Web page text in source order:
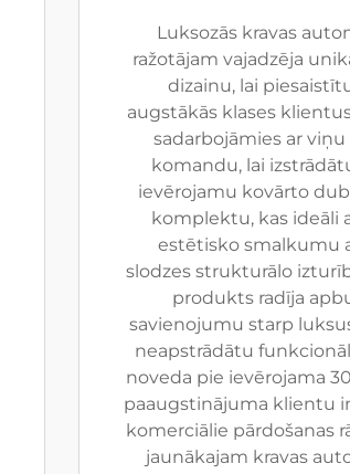
Luksozās kravas
ražotājam vajadzēja
dizainu, lai
augstākās klases
sadarbojāmies ar viņu
komandu, lai
ievērojamu kovārto
komplektu, kas ideāli
estētisko smalkumu
slodzes strukturālo
produkts radīja
savienojumu starp
neapstrādātu
noveda pie ievērojama
paaugstinājuma klientu
komerciālie pārdošanas
jaunākajam kravas